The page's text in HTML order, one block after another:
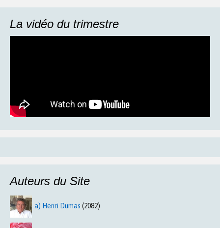
La vidéo du trimestre
Auteurs du Site
a) Henri Dumas (2082)